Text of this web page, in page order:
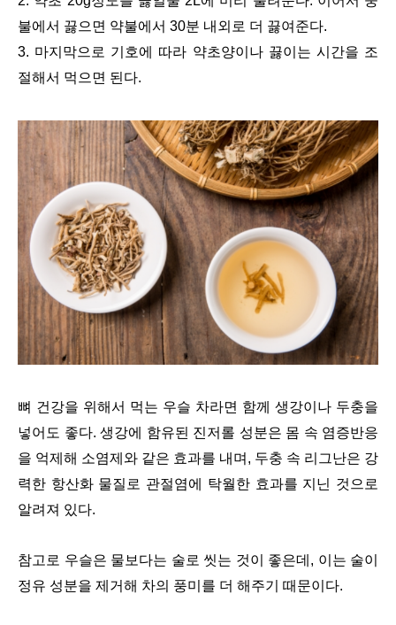
불에서 끓으면 약불에서 30분 내외로 더 끓여준다.
3. 마지막으로 기호에 따라 약초양이나 끓이는 시간을 조
절해서 먹으면 된다.
뼈 건강을 위해서 먹는 우슬 차라면 함께 생강이나 두충을
넣어도 좋다. 생강에 함유된 진저롤 성분은 몸 속 염증반응
을 억제해 소염제와 같은 효과를 내며, 두충 속 리그난은 강
력한 항산화 물질로 관절염에 탁월한 효과를 지닌 것으로
알려져 있다.
참고로 우슬은 물보다는 술로 씻는 것이 좋은데, 이는 술이
정유 성분을 제거해 차의 풍미를 더 해주기 때문이다.